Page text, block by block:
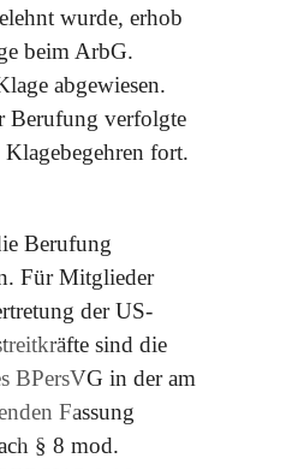
wurde, erhob
beim ArbG.
abgewiesen.
Berufung verfolgte
fort.
Berufung
Für Mitglieder
der US-
sind die
BPersVG in der am
Fassung
§ 8 mod.